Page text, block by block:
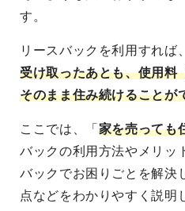
す。
リースバックを利用すれば
受け取ったあとも、使用料
そのまま住み続けることが
ここでは、「 家を売っても
バックの利用方法やメリッ
バックでお困りごとを解決
点などをわかりやすく説明